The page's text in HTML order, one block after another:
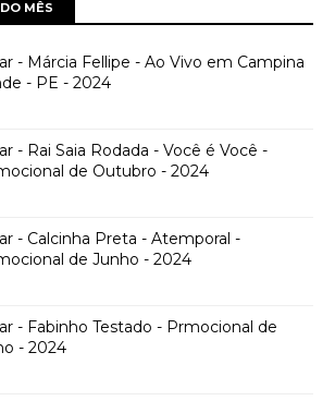
MÊS
- Márcia Fellipe - Ao Vivo em Campina
- PE - 2024
- Rai Saia Rodada - Você é Você -
de Outubro - 2024
- Calcinha Preta - Atemporal -
de Junho - 2024
- Fabinho Testado - Prmocional de
- 2024